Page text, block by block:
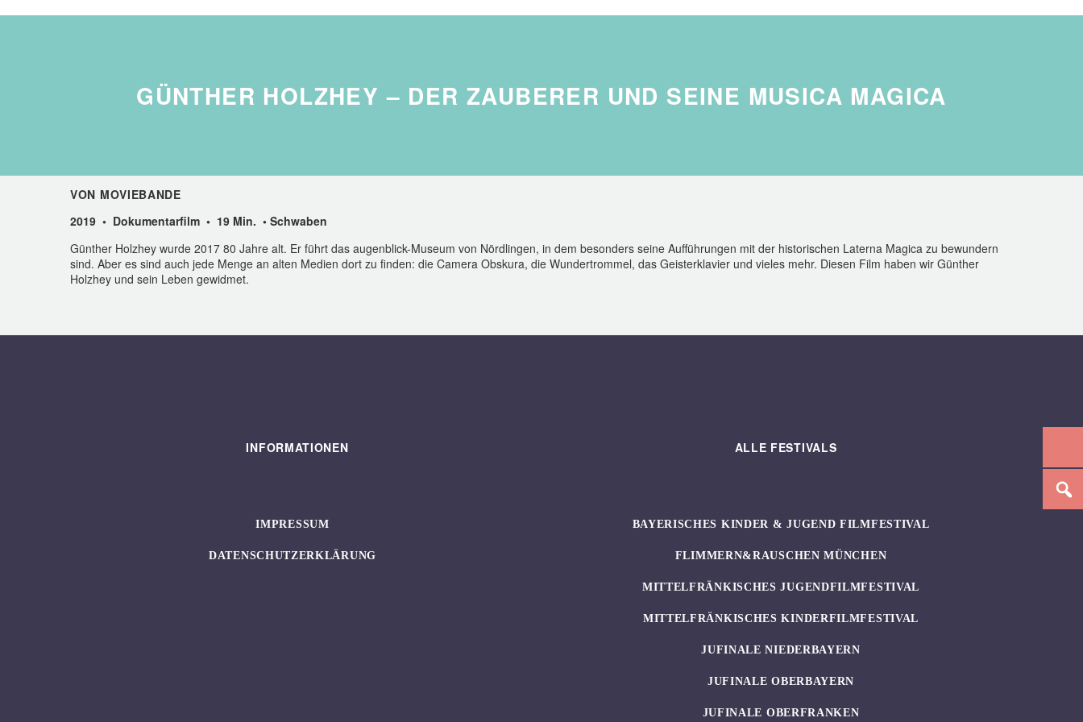
GÜNTHER HOLZHEY – DER ZAUBERER UND SEINE MUSICA MAGICA
VON MOVIEBANDE
2019 • Dokumentarfilm • 19 Min. • Schwaben
Günther Holzhey wurde 2017 80 Jahre alt. Er führt das augenblick-Museum von Nördlingen, in dem besonders seine Aufführungen mit der historischen Laterna Magica zu bewundern
sind. Aber es sind auch jede Menge an alten Medien dort zu finden: die Camera Obskura, die Wundertrommel, das Geisterklavier und vieles mehr. Diesen Film haben wir Günther
Holzhey und sein Leben gewidmet.
INFORMATIONEN
IMPRESSUM
DATENSCHUTZERKLÄRUNG
ALLE FESTIVALS
BAYERISCHES KINDER & JUGEND FILMFESTIVAL
FLIMMERN&RAUSCHEN MÜNCHEN
MITTELFRÄNKISCHES JUGENDFILMFESTIVAL
MITTELFRÄNKISCHES KINDERFILMFESTIVAL
JUFINALE NIEDERBAYERN
JUFINALE OBERBAYERN
JUFINALE OBERFRANKEN